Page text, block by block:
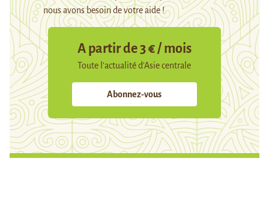
nous avons besoin de votre aide !
A partir de 3 € / mois
Toute l’actualité d’Asie centrale
Abonnez-vous